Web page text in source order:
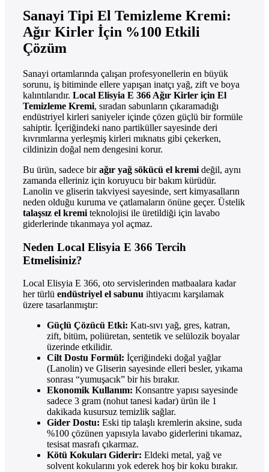
Sanayi Tipi El Temizleme Kremi:
Ağır Kirler İçin %100 Etkili
Çözüm
Sanayi ortamlarında çalışan profesyonellerin en büyük
sorunu, iş bitiminde ellere yapışan inatçı yağ, zift ve boya
kalıntılarıdır. Local Elisyia E 366 Ağır Kirler için El
Temizleme Kremi, sıradan sabunların çıkaramadığı
endüstriyel kirleri saniyeler içinde çözen güçlü bir formüle
sahiptir. İçeriğindeki nano partiküller sayesinde deri
kıvrımlarına yerleşmiş kirleri mıknatıs gibi çekerken,
cildinizin doğal nem dengesini korur.
Bu ürün, sadece birağır yağ sökücü el kremi değil, aynı
zamanda elleriniz için koruyucu bir bakım kürüdür.
Lanolin ve gliserin takviyesi sayesinde, sert kimyasalların
neden olduğu kuruma ve çatlamaların önüne geçer. Üstelik
talaşsız el kremi teknolojisi ile üretildiği için lavabo
giderlerinde tıkanmaya yol açmaz.
Neden Local Elisyia E 366 Tercih
Etmelisiniz?
Local Elisyia E 366, oto servislerinden matbaalara kadar
her türlü endüstriyel el sabunu ihtiyacını karşılamak
üzere tasarlanmıştır:
Güçlü Çözücü Etki: Katı-sıvı yağ, gres, katran,
zift, bitüm, poliüretan, sentetik ve selülozik boyalar
üzerinde etkilidir.
Cilt Dostu Formül: İçeriğindeki doğal yağlar
(Lanolin) ve Gliserin sayesinde elleri besler, yıkama
sonrası “yumuşacık” bir his bırakır.
Ekonomik Kullanım: Konsantre yapısı sayesinde
sadece 3 gram (nohut tanesi kadar) ürün ile 1
dakikada kusursuz temizlik sağlar.
Gider Dostu: Eski tip talaşlı kremlerin aksine, suda
%100 çözünen yapısıyla lavabo giderlerini tıkamaz,
tesisat masrafı çıkarmaz.
Kötü Kokuları Giderir: Eldeki metal, yağ ve
solvent kokularını yok ederek hoş bir koku bırakır.